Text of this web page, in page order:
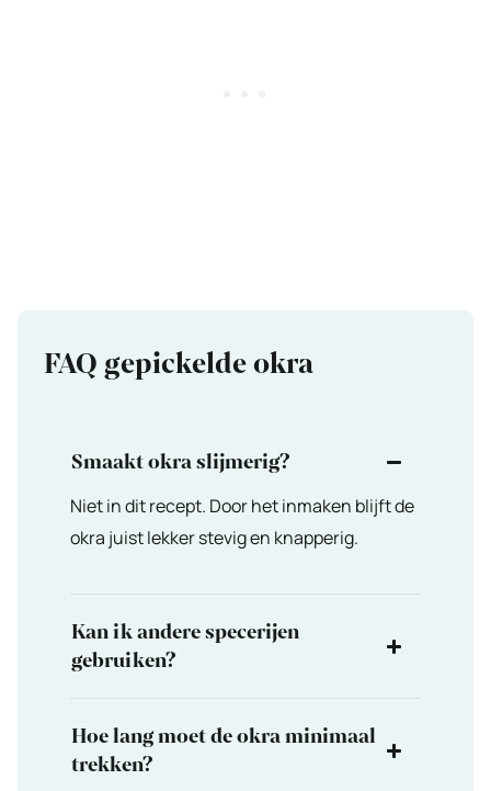
FAQ gepickelde okra
Smaakt okra slijmerig?
Niet in dit recept. Door het inmaken blijft de
okra juist lekker stevig en knapperig.
Kan ik andere specerijen
gebruiken?
Hoe lang moet de okra minimaal
trekken?